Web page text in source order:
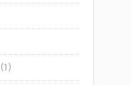
(1)